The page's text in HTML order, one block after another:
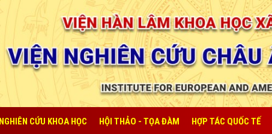
NGHIÊN CỨU KHOA HỌC HỘI THẢO - TỌA ĐÀM HỢP TÁC QUỐC TẾ